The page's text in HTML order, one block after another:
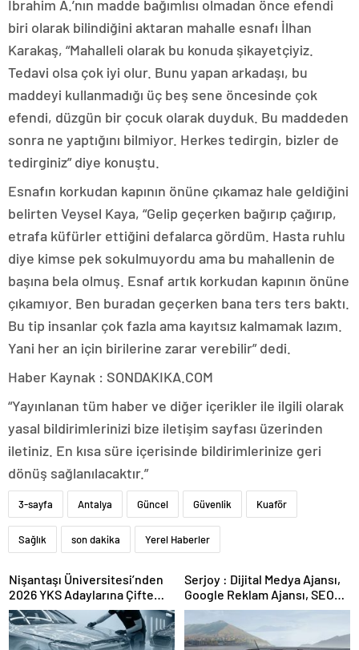
İbrahim A.’nın madde bağımlısı olmadan önce efendi
biri olarak bilindiğini aktaran mahalle esnafı İlhan
Karakaş, “Mahalleli olarak bu konuda şikayetçiyiz.
Tedavi olsa çok iyi olur. Bunu yapan arkadaşı, bu
maddeyi kullanmadığı üç beş sene öncesinde çok
efendi, düzgün bir çocuk olarak duyduk. Bu maddeden
sonra ne yaptığını bilmiyor. Herkes tedirgin, bizler de
tedirginiz” diye konuştu.
Esnafın korkudan kapının önüne çıkamaz hale geldiğini
belirten Veysel Kaya, “Gelip geçerken bağırıp çağırıp,
etrafa küfürler ettiğini defalarca gördüm. Hasta ruhlu
diye kimse pek sokulmuyordu ama bu mahallenin de
başına bela olmuş. Esnaf artık korkudan kapının önüne
çıkamıyor. Ben buradan geçerken bana ters ters baktı.
Bu tip insanlar çok fazla ama kayıtsız kalmamak lazım.
Yani her an için birilerine zarar verebilir” dedi.
Haber Kaynak : SONDAKIKA.COM
“Yayınlanan tüm haber ve diğer içerikler ile ilgili olarak
yasal bildirimlerinizi bize iletişim sayfası üzerinden
iletiniz. En kısa süre içerisinde bildirimlerinize geri
dönüş sağlanılacaktır.”
3-sayfa Antalya Güncel Güvenlik Kuaför
Sağlık son dakika Yerel Haberler
Nişantaşı Üniversitesi’nden
2026 YKS Adaylarına Çifte
Güvence: Sabit Ücret ve
Kesintisiz Burs
Serjoy : Dijital Medya Ajansı,
Google Reklam Ajansı, SEO
Ajansı ve Web Tasarım Ajansı